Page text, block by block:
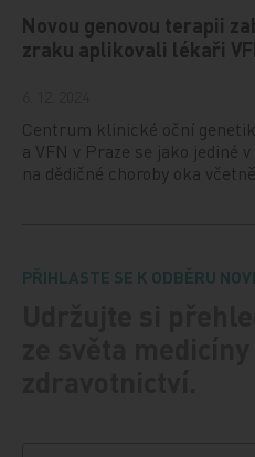
Novou genovou terapii
zraku aplikovali lékaři
Centrum klinické oční
a VFN v Praze se jako jediné
na dědičné choroby oka
PŘIHLASTE SE K ODBĚRU